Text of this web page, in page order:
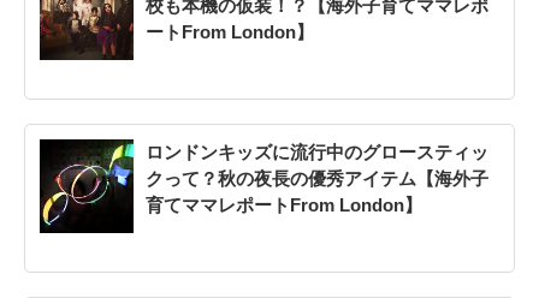
校も本機の仮装！？【海外子育てママレポ
ートFrom London】
ロンドンキッズに流行中のグロースティッ
クって？秋の夜長の優秀アイテム【海外子
育てママレポートFrom London】